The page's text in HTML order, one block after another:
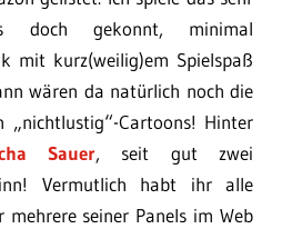
doch gekonnt, minimal
mit kurz(weilig)em Spielspaß
wären da natürlich noch die
„nichtlustig“-Cartoons! Hinter
Sauer, seit gut zwei
Vermutlich habt ihr alle
mehrere seiner Panels im Web